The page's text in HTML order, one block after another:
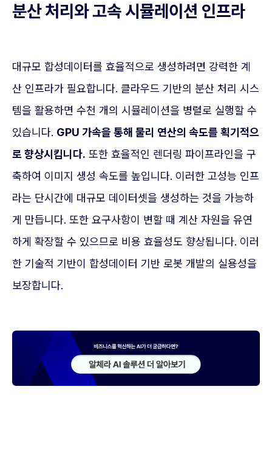
분산 처리와 고속 시뮬레이션 인프라
대규모 합성데이터를 효율적으로 생성하려면 강력한 계
산 인프라가 필요합니다. 클라우드 기반의 분산 처리 시스
템을 활용하면 수천 개의 시뮬레이션을 병렬로 실행할 수
있습니다. GPU 가속을 통해 물리 연산의 속도를 획기적으
로 향상시킵니다. 또한 효율적인 렌더링 파이프라인을 구
축하여 이미지 생성 속도를 높입니다. 이러한 고성능 인프
라는 단시간에 대규모 데이터셋을 생성하는 것을 가능하
게 만듭니다. 또한 요구사항이 변할 때 계산 자원을 유연
하게 확장할 수 있으므로 비용 효율성도 향상됩니다. 이러
한 기술적 기반이 합성데이터 기반 로봇 개발의 실용성을
보장합니다.